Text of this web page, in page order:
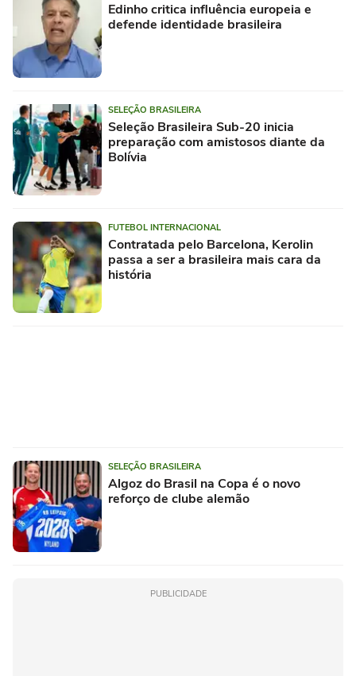
Edinho critica influência europeia e
defende identidade brasileira
SELEÇÃO BRASILEIRA
Seleção Brasileira Sub-20 inicia
preparação com amistosos diante da
Bolívia
FUTEBOL INTERNACIONAL
Contratada pelo Barcelona, Kerolin
passa a ser a brasileira mais cara da
história
SELEÇÃO BRASILEIRA
Algoz do Brasil na Copa é o novo
reforço de clube alemão
PUBLICIDADE